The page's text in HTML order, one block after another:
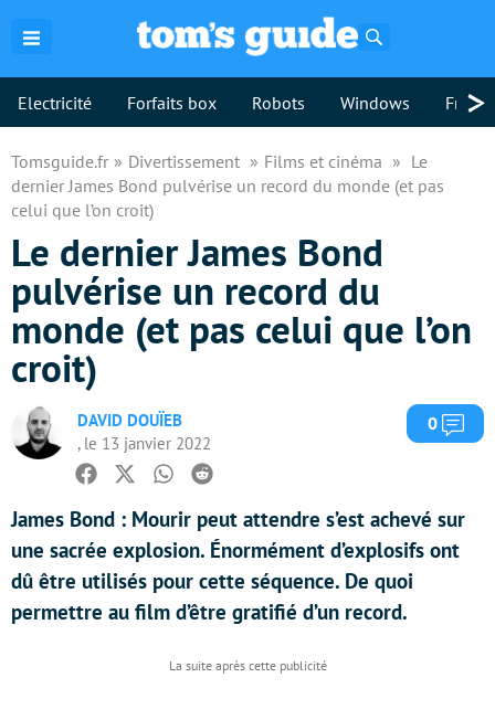
Electricité Forfaits box Robots Windows >
Tomsguide.fr Divertissement Films et cinéma
Le
dernier James Bond pulvérise un record du monde (et pas
celui que l’on croit)
Le dernier James Bond
pulvérise un record du
monde (et pas celui que l’on
croit)
DAVID DOUÏEB
, le 13 janvier 2022
0
Facebook
TwitterWhatsapp
Reddit
James Bond : Mourir peut attendre s’est achevé sur
une sacrée explosion. Énormément d’explosifs ont
dû être utilisés pour cette séquence. De quoi
permettre au film d’être gratifié d’un record.